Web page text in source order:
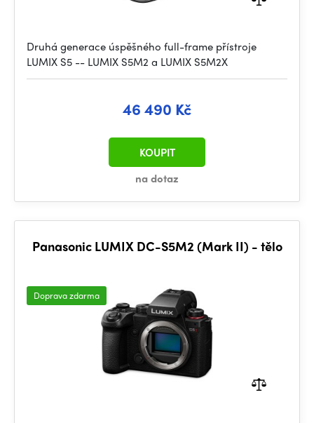
Druhá generace úspěšného full-frame přístroje
LUMIX S5 -- LUMIX S5M2 a LUMIX S5M2X
46 490 Kč
na dotaz
KOUPIT
Panasonic LUMIX DC-S5M2 (Mark II) - tělo
Doprava zdarma